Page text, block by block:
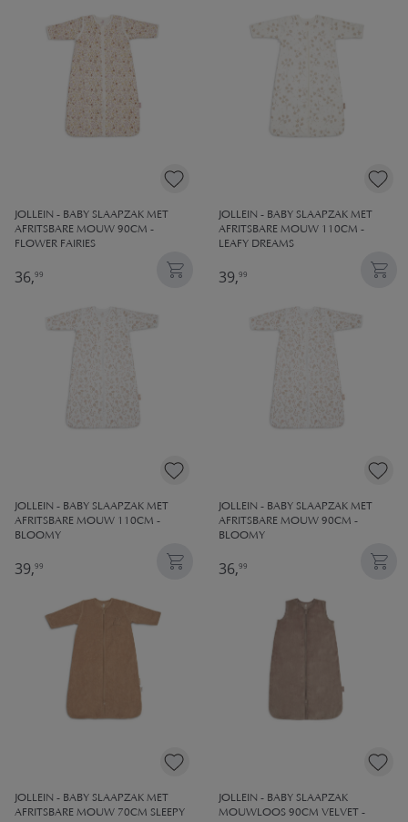
JOLLEIN - BABY SLAAPZAK MET
AFRITSBARE MOUW 90CM -
FLOWER FAIRIES
36,99
JOLLEIN - BABY SLAAPZAK MET
AFRITSBARE MOUW 110CM -
LEAFY DREAMS
39,99
JOLLEIN - BABY SLAAPZAK MET
AFRITSBARE MOUW 110CM -
BLOOMY
39,99
JOLLEIN - BABY SLAAPZAK MET
AFRITSBARE MOUW 90CM -
BLOOMY
36,99
JOLLEIN - BABY SLAAPZAK MET
AFRITSBARE MOUW 70CM SLEEPY
JOLLEIN - BABY SLAAPZAK
MOUWLOOS 90CM VELVET -